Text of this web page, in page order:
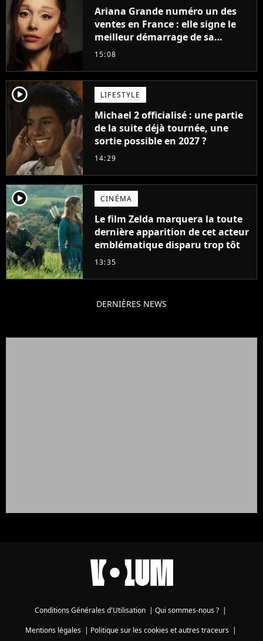
Ariana Grande numéro un des
ventes en France : elle signe le
meilleur démarrage de sa
carrière avec son album Petal
15:08
player2 LIFESTYLE
Michael 2 officialisé : une partie
de la suite déjà tournée, une
sortie possible en 2027 ?
14:29
player2 CINÉMA
Le film Zelda marquera la toute
dernière apparition de cet acteur
emblématique disparu trop tôt
13:35
DERNIÈRES NEWS
Conditions Générales d'Utilisation | Qui sommes-nous ? |
Mentions légales| Politique sur les cookies et autres traceurs|